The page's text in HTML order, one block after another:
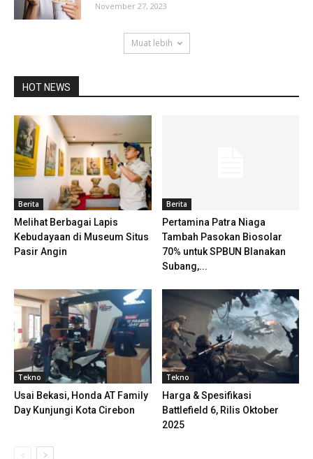
November 27, 2023
Muat lebih
HOT NEWS
Berita
Melihat Berbagai Lapis
Kebudayaan di Museum Situs
Pasir Angin
Berita
Pertamina Patra Niaga
Tambah Pasokan Biosolar
70% untuk SPBUN Blanakan
Subang,...
Tekno
Usai Bekasi, Honda AT Family
Day Kunjungi Kota Cirebon
Tekno
Harga & Spesifikasi
Battlefield 6, Rilis Oktober
2025